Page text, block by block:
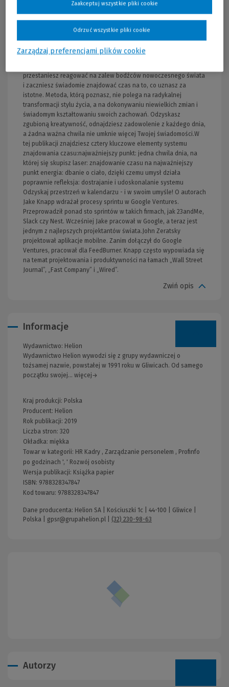
za... Właśnie, za czym?Jeśli chcesz odzyskać spokój w
godzin, przeczytaj tę książkę. Znajdziesz tu klarowny opis
prostych elementów, nie wymaga realizacji irracjonalnych czy
nierealnych pomysłów i pozwala na odzyskanie kontroli nad
przestaniesz reagować na zalew bodźców nowoczesnego świata
i zaczniesz świadomie znajdować czas na to, co uznasz za
istotne. Metoda, którą poznasz, nie polega na radykalnej
transformacji stylu życia, a na dokonywaniu niewielkich zmian i
świadomym kształtowaniu swoich zachowań. Odzyskasz
zgubioną kreatywność, odnajdziesz zadowolenie z każdego dnia,
a żadna ważna chwila nie umknie więcej Twojej świadomości.W
tej publikacji znajdziesz cztery kluczowe elementy systemu
znajdowania czasu:najważniejszy punkt: jedna chwila dnia, na
której się skupisz laser: znajdowanie czasu na najważniejszy
punkt energia: dbanie o ciało, dzięki czemu umysł działa
poprawnie refleksja: dostrajanie i udoskonalanie systemu
Odzyskaj przestrzeń w kalendarzu - i w swoim umyśle! O autorach
Jake Knapp wdrażał procesy sprintu w Google Ventures.
Przeprowadził ponad sto sprintów w takich firmach, jak 23andMe,
Slack czy Nest. Wcześniej Jake pracował w Google, a teraz jest
jednym z najlepszych projektantów świata.John Zeratsky
projektował aplikacje mobilne. Zanim dołączył do Google
Ventures, pracował dla FeedBurner. Knapp często wypowiada się
na temat projektowania i produktywności na łamach „Wall Street
Journal”, „Fast Company” i „Wired”.
Zwiń opis
Informacje
Wydawnictwo: Helion
Wydawnictwo Helion wywodzi się z grupy wydawniczej o
tożsamej nazwie, powstałej w 1991 roku w Gliwicach. Od samego
początku swojej... więcej→
Kraj produkcji: Polska
Producent: Helion
Rok publikacji: 2019
Liczba stron: 320
Okładka: miękka
Towar w kategorii: HR Kadry , Zarządzanie personelem , Profinfo
po godzinach ', ' Rozwój osobisty
Wersja publikacji: Książka papier
ISBN: 9788328347847
Kod towaru: 9788328347847
Dane producenta: Helion SA | Kościuszki 1c | 44-100 | Gliwice |
Polska | gpsr@grupahelion.pl (32) 230-98-63
Autorzy
Zarządzaj preferencjami plików cookie
Odrzuć wszystkie pliki cookie
Zaakceptuj wszystkie pliki cookie